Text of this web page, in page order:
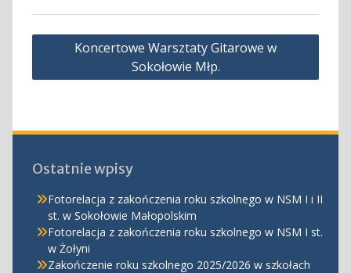
Nawigacja
Koncertowe Warsztaty Gitarowe w
Sokołowie Młp.
Ostatnie wpisy
Fotorelacja z zakończenia roku szkolnego w NSM I i II
st. w Sokołowie Małopolskim
Fotorelacja z zakończenia roku szkolnego w NSM I st.
w Żołyni
Zakończenie roku szkolnego 2025/2026 w szkołach